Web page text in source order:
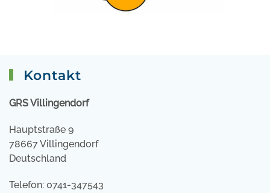
Kontakt
GRS Villingendorf
Hauptstraße 9
78667 Villingendorf
Deutschland
Telefon: 0741-347543